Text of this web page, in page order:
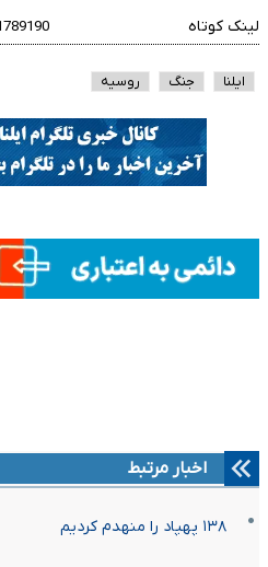
لینک کوتاه
ایلنا جنگ روسیه
اخبار مرتبط
۱۳۸ پهپاد را منهدم کردیم